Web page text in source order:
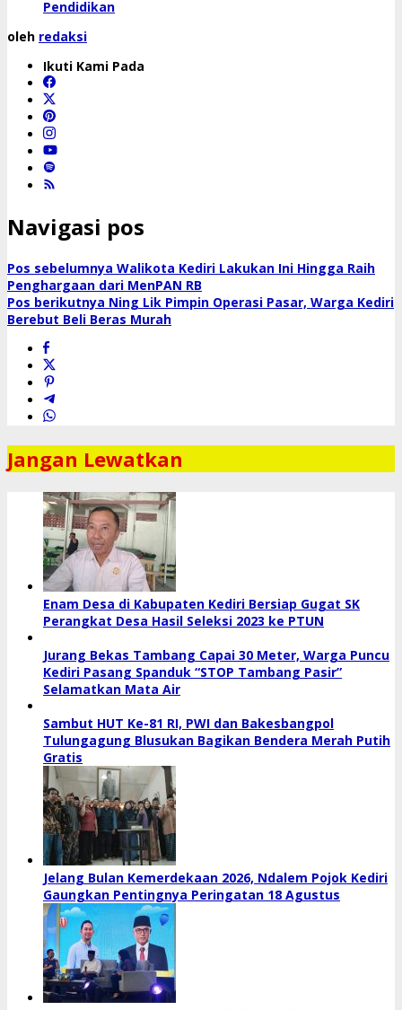
Pendidikan
oleh redaksi
Ikuti Kami Pada
Navigasi pos
Pos sebelumnya Walikota Kediri Lakukan Ini Hingga Raih
Penghargaan dari MenPAN RB
Pos berikutnya Ning Lik Pimpin Operasi Pasar, Warga Kediri
Berebut Beli Beras Murah
Jangan Lewatkan
Enam Desa di Kabupaten Kediri Bersiap Gugat SK
Perangkat Desa Hasil Seleksi 2023 ke PTUN
Jurang Bekas Tambang Capai 30 Meter, Warga Puncu
Kediri Pasang Spanduk “STOP Tambang Pasir”
Selamatkan Mata Air
Sambut HUT Ke-81 RI, PWI dan Bakesbangpol
Tulungagung Blusukan Bagikan Bendera Merah Putih
Gratis
Jelang Bulan Kemerdekaan 2026, Ndalem Pojok Kediri
Gaungkan Pentingnya Peringatan 18 Agustus